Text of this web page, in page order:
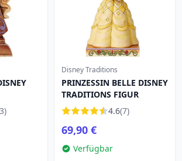
Disney Traditions
PRINZESSIN BELLE DISNEY
TRADITIONS FIGUR
4.6(7)
69,90 €
Verfügbar